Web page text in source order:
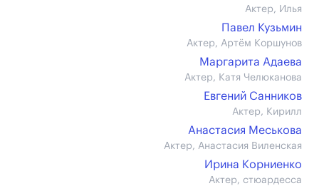
Актер, Илья
Павел Кузьмин
Актер, Артём Коршунов
Маргарита Адаева
Актер, Катя Челюканова
Евгений Санников
Актер, Кирилл
Анастасия Меськова
Актер, Анастасия Виленская
Ирина Корниенко
Актер, стюардесса